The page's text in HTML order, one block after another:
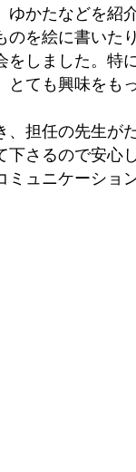
ゆかたなどを紹
のを絵に書いた
をしました。特
とても興味をも
、担任の先生が
下さるので安心
ミュニケーショ